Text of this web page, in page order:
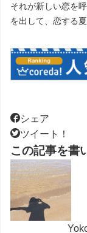
それが新しい恋を
を出して、恋する
シェア
ツイート！
この記事を書